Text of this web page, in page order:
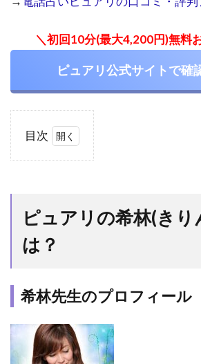
＼初回10分(最大4,200円)無料
ピュアリ公式サイトで確
目次
林
(き
り
と
は？
1.1
希林
先生
ピュアリの希林(きり
は？
希林先生のプロフィール